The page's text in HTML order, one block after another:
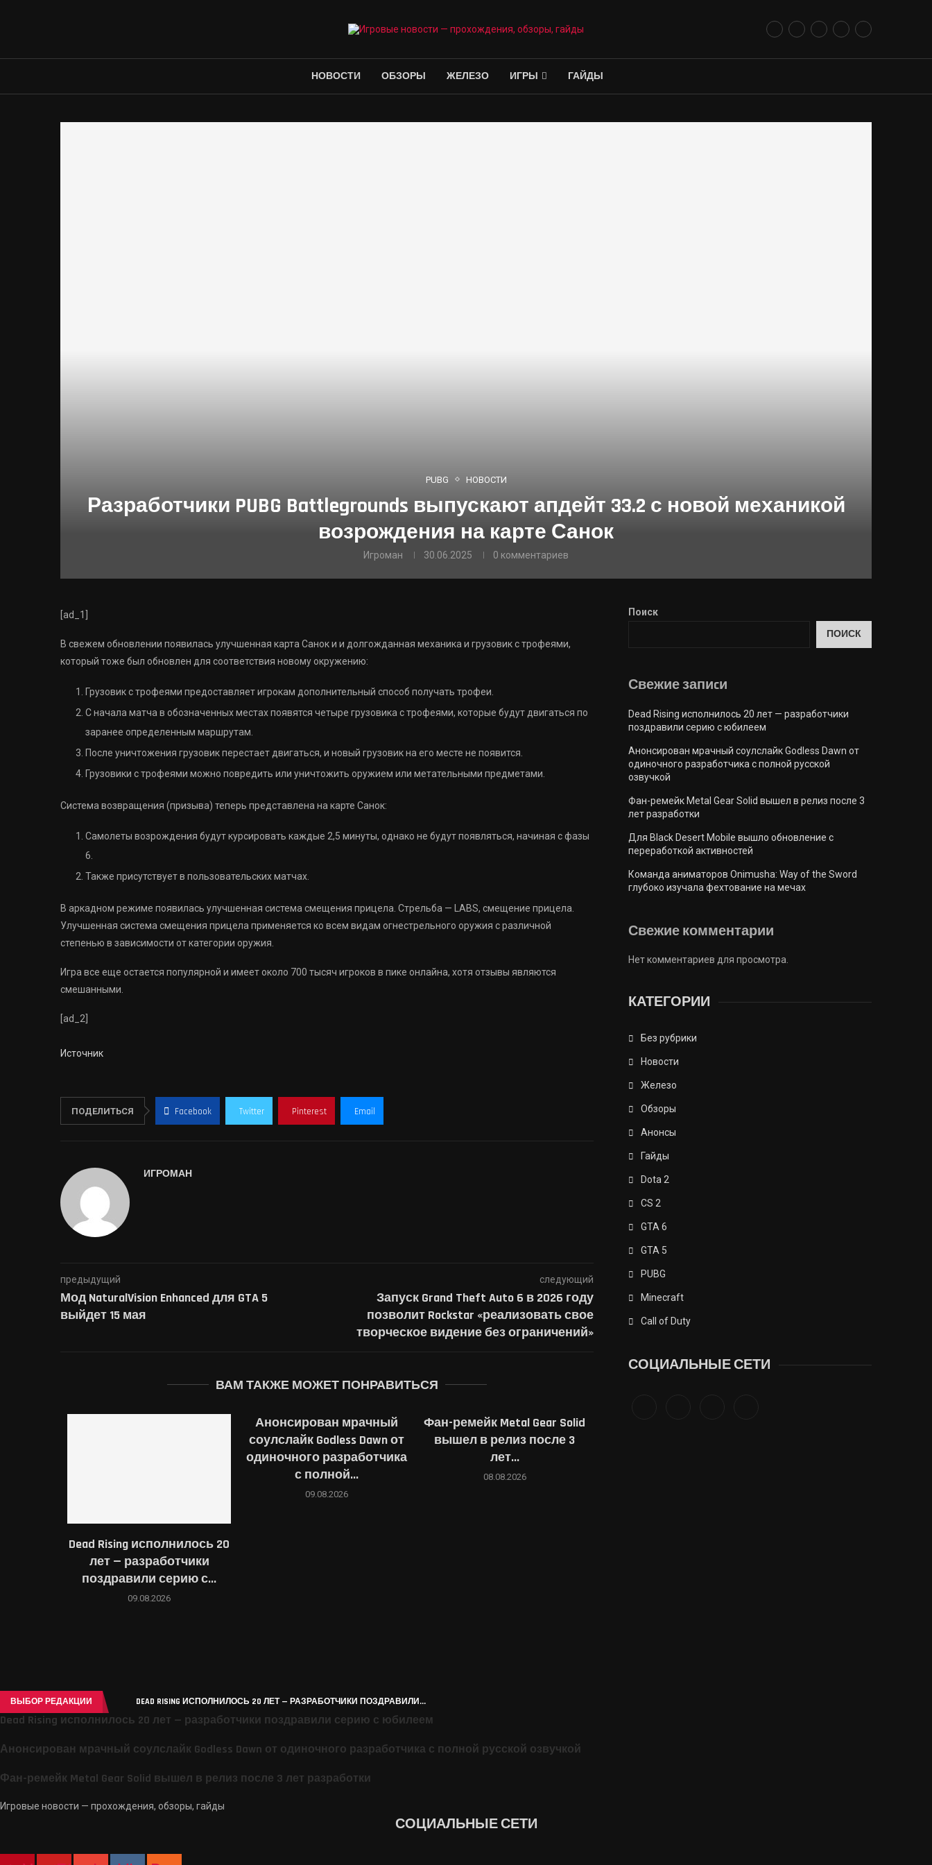
НОВОСТИ ОБЗОРЫ ЖЕЛЕЗО ИГРЫ ГАЙДЫ
PUBG НОВОСТИ
Разработчики PUBG Battlegrounds выпускают апдейт 33.2 с новой механикой
возрождения на карте Санок
Игроман 30.06.2025 0 комментариев
[ad_1]
В свежем обновлении появилась улучшенная карта Санок и и долгожданная механика и грузовик с трофеями,
который тоже был обновлен для соответствия новому окружению:
Грузовик с трофеями предоставляет игрокам дополнительный способ получать трофеи.
С начала матча в обозначенных местах появятся четыре грузовика с трофеями, которые будут двигаться по
заранее определенным маршрутам.
После уничтожения грузовик перестает двигаться, и новый грузовик на его месте не появится.
Грузовики с трофеями можно повредить или уничтожить оружием или метательными предметами.
Система возвращения (призыва) теперь представлена на карте Санок:
Самолеты возрождения будут курсировать каждые 2,5 минуты, однако не будут появляться, начиная с фазы
6.
Также присутствует в пользовательских матчах.
В аркадном режиме появилась улучшенная система смещения прицела. Стрельба — LABS, смещение прицела.
Улучшенная система смещения прицела применяется ко всем видам огнестрельного оружия с различной
степенью в зависимости от категории оружия.
Игра все еще остается популярной и имеет около 700 тысяч игроков в пике онлайна, хотя отзывы являются
смешанными.
[ad_2]
Источник
ПОДЕЛИТЬСЯ Facebook Twitter Pinterest Email
ИГРОМАН
предыдущий
Мод NaturalVision Enhanced для GTA 5
выйдет 15 мая
следующий
Запуск Grand Theft Auto 6 в 2026 году
позволит Rockstar «реализовать свое
творческое видение без ограничений»
ВАМ ТАКЖЕ МОЖЕТ ПОНРАВИТЬСЯ
Dead Rising исполнилось 20
лет — разработчики
поздравили серию с...
09.08.2026
Анонсирован мрачный
соулслайк Godless Dawn от
одиночного разработчика
с полной...
09.08.2026
Фан-ремейк Metal Gear Solid
вышел в релиз после 3
лет...
08.08.2026
Поиск
ПОИСК
Свежие запиcи
Dead Rising исполнилось 20 лет — разработчики
поздравили серию с юбилеем
Анонсирован мрачный соулслайк Godless Dawn от
одиночного разработчика с полной русской
озвучкой
Фан-ремейк Metal Gear Solid вышел в релиз после 3
лет разработки
Для Black Desert Mobile вышло обновление с
переработкой активностей
Команда аниматоров Onimusha: Way of the Sword
глубоко изучала фехтование на мечах
Свежие комментарии
Нет комментариев для просмотра.
КАТЕГОРИИ
Без рубрики
Новости
Железо
Обзоры
Анонсы
Гайды
Dota 2
CS 2
GTA 6
GTA 5
PUBG
Minecraft
Call of Duty
СОЦИАЛЬНЫЕ СЕТИ
ВЫБОР РЕДАКЦИИ DEAD RISING ИСПОЛНИЛОСЬ 20 ЛЕТ — РАЗРАБОТЧИКИ ПОЗДРАВИЛИ...
Dead Rising исполнилось 20 лет — разработчики поздравили серию с юбилеем
Анонсирован мрачный соулслайк Godless Dawn от одиночного разработчика с полной русской озвучкой
Фан-ремейк Metal Gear Solid вышел в релиз после 3 лет разработки
Игровые новости — прохождения, обзоры, гайды
СОЦИАЛЬНЫЕ СЕТИ